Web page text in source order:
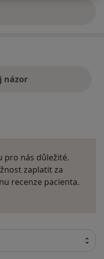
názor
pro nás důležité.
zaplatit za
recenze pacienta.